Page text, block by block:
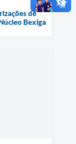
de
Bexiga